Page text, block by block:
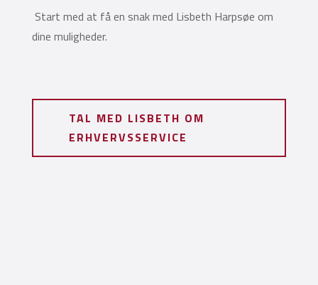
Start med at få en snak med Lisbeth Harpsøe om
dine muligheder.
TAL MED LISBETH OM
ERHVERVSSERVICE